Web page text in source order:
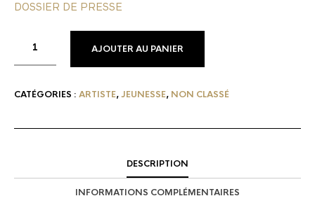
DOSSIER DE PRESSE
AJOUTER AU PANIER
CATÉGORIES : ARTISTE,JEUNESSE, NON CLASSÉ
DESCRIPTION
INFORMATIONS COMPLÉMENTAIRES